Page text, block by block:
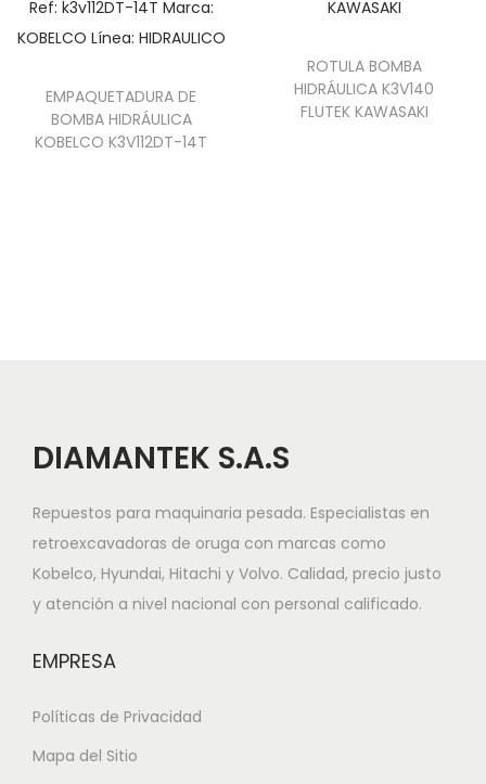
EMPAQUETADURA DE
BOMBA HIDRÁULICA
KOBELCO K3V112DT-14T
ROTULA BOMBA
HIDRÁULICA K3V140
FLUTEK KAWASAKI
DIAMANTEK S.A.S
Repuestos para maquinaria pesada. Especialistas en
retroexcavadoras de oruga con marcas como
Kobelco, Hyundai, Hitachi y Volvo. Calidad, precio justo
y atención a nivel nacional con personal calificado.
EMPRESA
Políticas de Privacidad
Mapa del Sitio